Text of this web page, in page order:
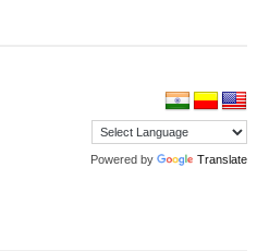
Powered by Translate